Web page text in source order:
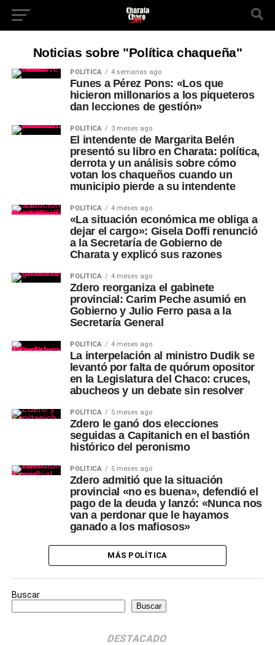
Noticias sobre "Política chaqueña"
POLÍTICA 4 semanas ago
Funes a Pérez Pons: «Los que
hicieron millonarios a los piqueteros
dan lecciones de gestión»
POLÍTICA 3 meses ago
El intendente de Margarita Belén
presentó su libro en Charata: política,
derrota y un análisis sobre cómo
votan los chaqueños cuando un
municipio pierde a su intendente
POLÍTICA 4 meses ago
«La situación económica me obliga a
dejar el cargo»: Gisela Doffi renunció
a la Secretaría de Gobierno de
Charata y explicó sus razones
POLÍTICA 4 meses ago
Zdero reorganiza el gabinete
provincial: Carim Peche asumió en
Gobierno y Julio Ferro pasa a la
Secretaría General
POLÍTICA 4 meses ago
La interpelación al ministro Dudik se
levantó por falta de quórum opositor
en la Legislatura del Chaco: cruces,
abucheos y un debate sin resolver
POLÍTICA 5 meses ago
Zdero le ganó dos elecciones
seguidas a Capitanich en el bastión
histórico del peronismo
POLÍTICA 5 meses ago
Zdero admitió que la situación
provincial «no es buena», defendió el
pago de la deuda y lanzó: «Nunca nos
van a perdonar que le hayamos
ganado a los mafiosos»
MÁS POLÍTICA
Buscar
Buscar
DESTACADO